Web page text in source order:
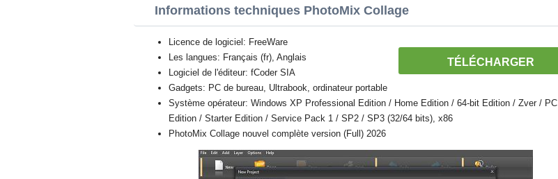
Informations techniques PhotoMix Collage
TÉLÉCHARGER
Licence de logiciel: FreeWare
Les langues: Français (fr), Anglais
Logiciel de l'éditeur: fCoder SIA
Gadgets: PC de bureau, Ultrabook, ordinateur portable
Système opérateur: Windows XP Professional Edition / Home Edition / 64-bit Edition / Zver / PC
Edition / Starter Edition / Service Pack 1 / SP2 / SP3 (32/64 bits), x86
PhotoMix Collage nouvel complète version (Full) 2026